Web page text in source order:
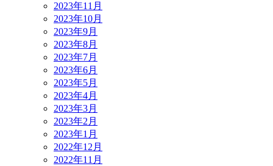
2023年11月
2023年10月
2023年9月
2023年8月
2023年7月
2023年6月
2023年5月
2023年4月
2023年3月
2023年2月
2023年1月
2022年12月
2022年11月